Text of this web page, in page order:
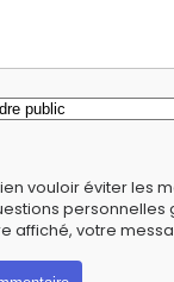
vouloir éviter les
affiché, votre